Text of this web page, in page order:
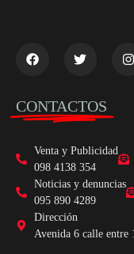
CONTACTOS
Venta y Publicidad
098 4138 354
Noticias y denuncias
095 890 4289
Dirección
Avenida 6 calle entre